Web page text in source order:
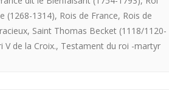
(1268-1314), Rois de France, Rois de
, Saint Thomas Becket (1118/1120-
V de la Croix., Testament du roi -martyr